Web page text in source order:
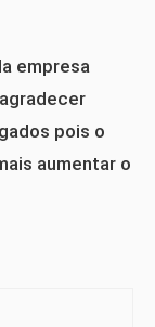
empresa
pois o
aumentar o